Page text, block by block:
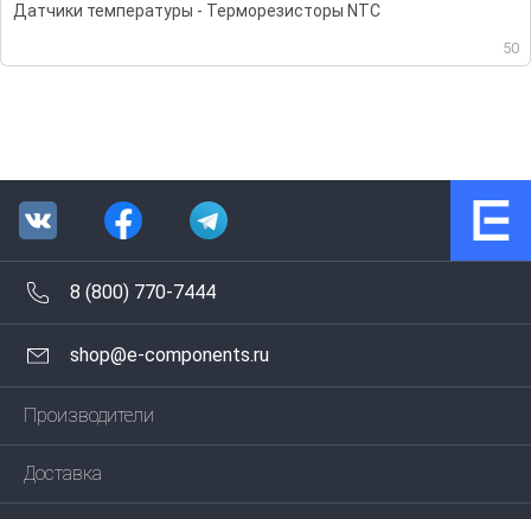
Датчики температуры - Терморезисторы NTC
50
8 (800) 770-7444
shop@e-components.ru
Производители
Доставка